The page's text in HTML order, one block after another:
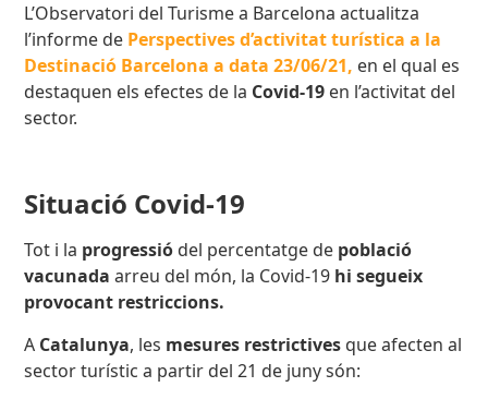
L’Observatori del Turisme a Barcelona actualitza
l’informe de Perspectives d’activitat turística a la
Destinació Barcelona a data 23/06/21, en el qual es
destaquen els efectes de la Covid-19 en l’activitat del
sector.
Situació Covid-19
Tot i la progressió del percentatge de població
vacunada arreu del món, la Covid-19 hi segueix
provocant restriccions.
A Catalunya, les mesures restrictives que afecten al
sector turístic a partir del 21 de juny són: